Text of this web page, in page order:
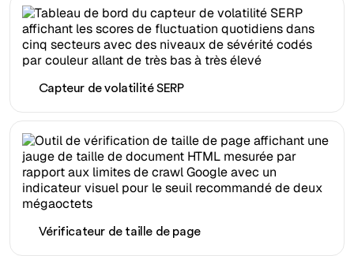
Capteur de volatilité SERP
Vérificateur de taille de page